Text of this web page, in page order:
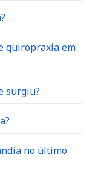
quiropraxia em
surgiu?
no último